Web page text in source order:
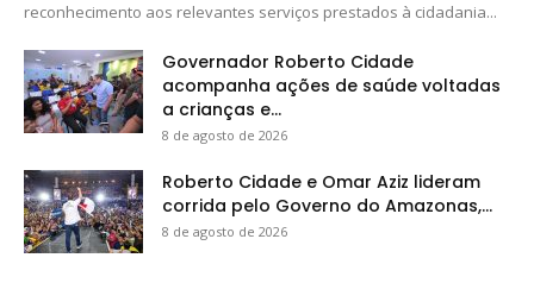
reconhecimento aos relevantes serviços prestados à cidadania...
Governador Roberto Cidade
acompanha ações de saúde voltadas
a crianças e...
8 de agosto de 2026
Roberto Cidade e Omar Aziz lideram
corrida pelo Governo do Amazonas,...
8 de agosto de 2026